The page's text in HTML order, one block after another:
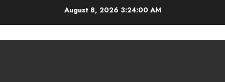
August 8, 2026 3:24:01 AM